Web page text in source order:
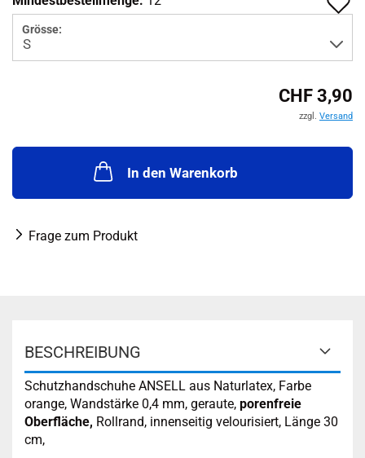
Grösse:
CHF 3,90
zzgl. Versand
In den Warenkorb
Frage zum Produkt
BESCHREIBUNG
Schutzhandschuhe ANSELL aus Naturlatex, Farbe
orange, Wandstärke 0,4 mm, geraute, porenfreie
Oberfläche, Rollrand, innenseitig velourisiert, Länge 30
cm,